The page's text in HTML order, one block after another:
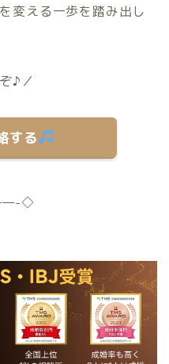
変える一歩を踏み出し
／
する
◇